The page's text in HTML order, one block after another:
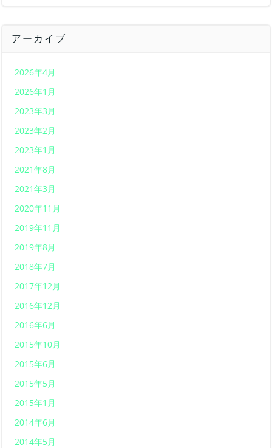
アーカイブ
2026年4月
2026年1月
2023年3月
2023年2月
2023年1月
2021年8月
2021年3月
2020年11月
2019年11月
2019年8月
2018年7月
2017年12月
2016年12月
2016年6月
2015年10月
2015年6月
2015年5月
2015年1月
2014年6月
2014年5月